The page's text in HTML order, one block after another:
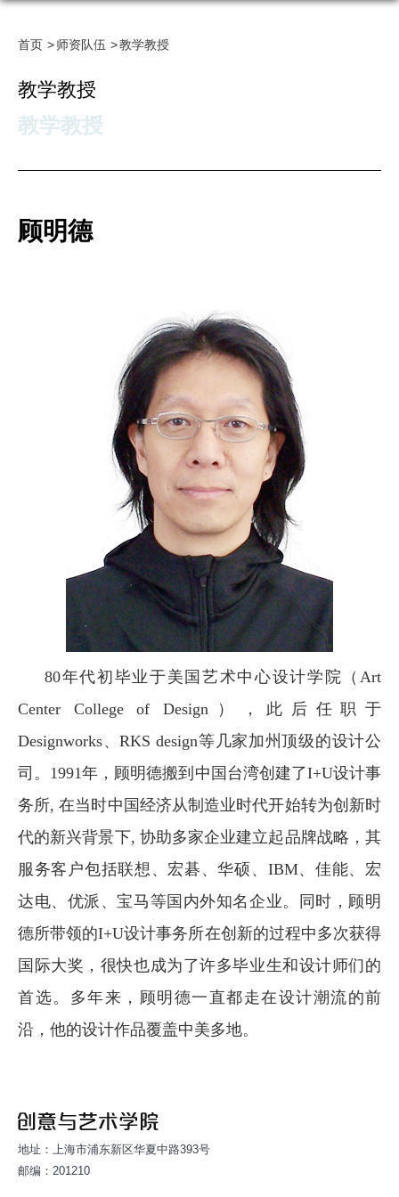
首页 师资队伍 教学教授
教学教授
教学教授
顾明德
80年代初毕业于美国艺术中心设计学院（ Art
Center College of Design ），此后任职于
Designworks、RKS design等几家加州顶级的设计公
司。 1991年，顾明德搬到中国台湾创建了I+U设计事
务所,在当时中国经济从制造业时代开始转为创新时
代的新兴背景下, 协助多家企业建立起品牌战略，其
服务客户包括联想、宏碁、华硕、 IBM、佳能、宏
达电、优派、宝马等国内外知名企业。同时，顾明
德所带领的I+U设计事务所在创新的过程中多次获得
国际大奖，很快也成为了许多毕业生和设计师们的
首选。多年来，顾明德一直都走在设计潮流的前
沿， 他的设计作品覆盖中美多地。
地址：上海市浦东新区华夏中路393号
邮编：201210